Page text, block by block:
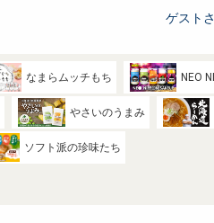
ゲスト
なまらムッチもち NEO
やさいのうまみ
ソフト派の珍味たち